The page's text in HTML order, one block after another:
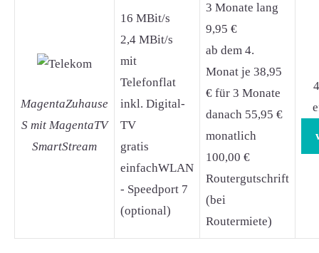
MagentaZuhause
S mit MagentaTV
SmartStream
16 MBit/s
2,4 MBit/s
mit
Telefonflat
inkl. Digital-
TV
gratis
einfachWLAN
- Speedport 7
(optional)
3 Monate lang
9,95 €
ab dem 4.
Monat je 38,95
€ für 3 Monate
danach 55,95 €
monatlich
100,00 €
Routergutschrift
(bei
Routermiete)